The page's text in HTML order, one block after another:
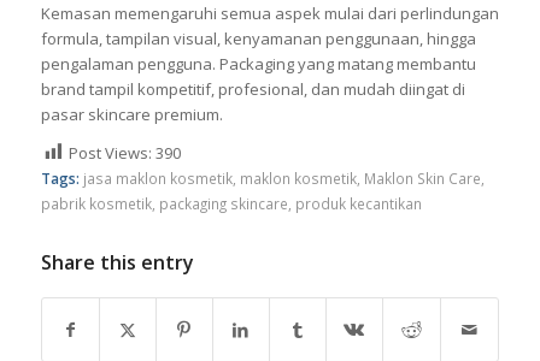
Kemasan memengaruhi semua aspek mulai dari perlindungan
formula, tampilan visual, kenyamanan penggunaan, hingga
pengalaman pengguna. Packaging yang matang membantu
brand tampil kompetitif, profesional, dan mudah diingat di
pasar skincare premium.
Post Views: 390
Tags: jasa maklon kosmetik, maklon kosmetik, Maklon Skin Care,
pabrik kosmetik, packaging skincare, produk kecantikan
Share this entry